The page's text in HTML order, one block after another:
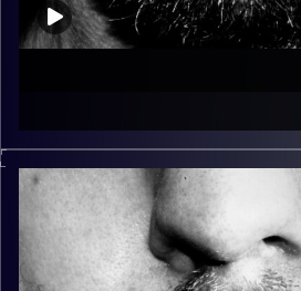
של הופעות חיות. הרבה ג'אם, רוק,
בלוז, bluegrass, ג'אז, Fאנק, פרוגרסיב ואפילו אלקטרוניקה.
David